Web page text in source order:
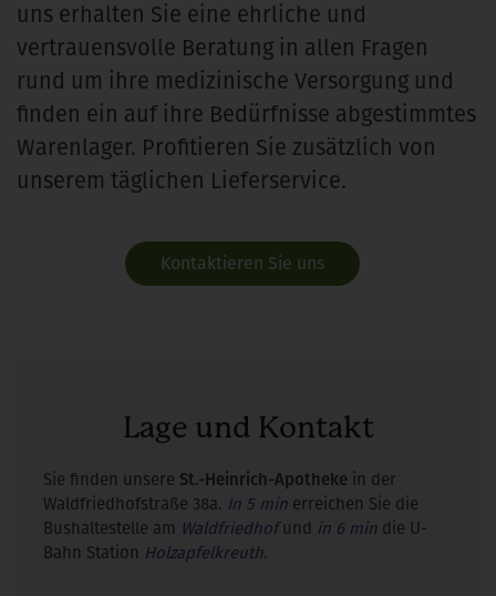
uns erhalten Sie eine ehrliche und
vertrauensvolle Beratung in allen Fragen
rund um ihre medizinische Versorgung und
finden ein auf ihre Bedürfnisse abgestimmtes
Warenlager. Profitieren Sie zusätzlich von
unserem täglichen Lieferservice.
Kontaktieren Sie uns
Lage und Kontakt
Sie finden unsere St.-Heinrich-Apotheke in der
Waldfriedhofstraße 38a. In 5 min erreichen Sie die
Bushaltestelle am Waldfriedhofund in 6 min die U-
Bahn Station Holzapfelkreuth.